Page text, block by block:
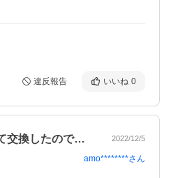
違反報告 いいね 0
フロントガラスが割れて交換したので、リ… 2022/12/5
amo********さん